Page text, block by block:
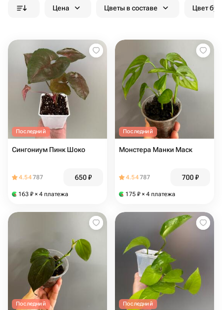
Цена Цветы в составе Цвет
Последний
Сингониум Пинк Шоко
4.54787 650₽
163 ₽ × 4 платежа
Последний
Монстера Манки Маск
4.54787 700₽
175 ₽ × 4 платежа
Последний Последний